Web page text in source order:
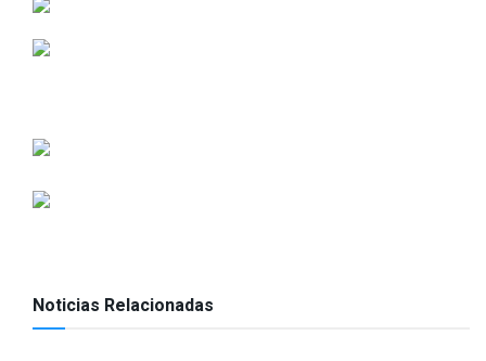
Noticias Relacionadas